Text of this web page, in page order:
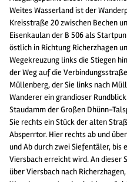
Weites Wasserland ist der
Kreisstraße 20 zwischen Bechen
Eisenkaulan der B 506 als
östlich in Richtung Richerzhagen
Wegekreuzung links die Stiegen
der Weg auf die
Müllenberg, der Sie links nach
Wanderer ein grandioser
Staudamm der Großen Dhünn-
Sie rechts ein Stück der alten
Absperrtor. Hier rechts ab und
und Ab durch zwei Siefentäler, bis
Viersbach erreicht wird. An dieser
über Viersbach nach